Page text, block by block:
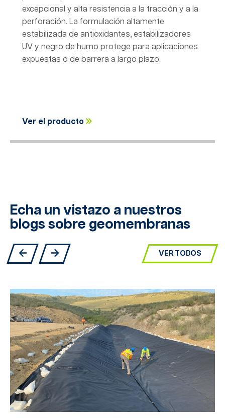
excepcional y alta resistencia a la tracción y a la
perforación. La formulación altamente
estabilizada de antioxidantes, estabilizadores
UV y negro de humo protege para aplicaciones
expuestas o de barrera a largo plazo.
Ver el producto
Echa un vistazo a nuestros
blogs sobre geomembranas
VER TODOS